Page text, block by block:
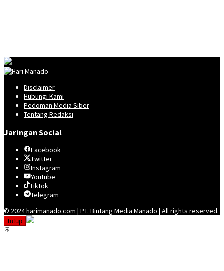
Disclaimer
Hubungi Kami
Pedoman Media Siber
Tentang Redaksi
Jaringan Social
Facebook
Twitter
Instagram
Youtube
Tiktok
Telegram
© 2024 harimanado.com | PT. Bintang Media Manado | All rights reserved.
tutup